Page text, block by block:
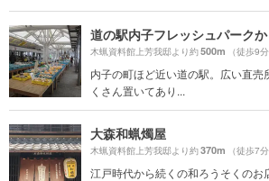
道の駅内子フレッシュパークか
木蝋資料館上芳我邸より約500m （徒歩9分
内子の町ほど近い道の駅。広い直売
くさん置いてあり...
大森和蝋燭屋
木蝋資料館上芳我邸より約370m （徒歩7分
江戸時代から続くの和ろうそくのお